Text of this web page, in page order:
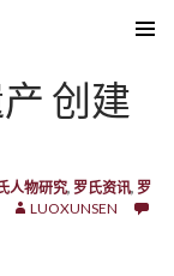
创建
人物研究, 罗氏资讯, 罗
LUOXUNSEN